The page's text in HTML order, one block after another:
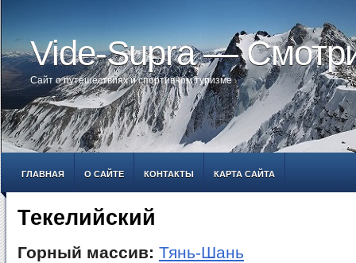
Vide-Supra —
Сайт о путешествиях и спортивном туризме
ГЛАВНАЯ О САЙТЕ КОНТАКТЫ КАРТА САЙТА
Текелийский
Горный массив: Тянь-Шань